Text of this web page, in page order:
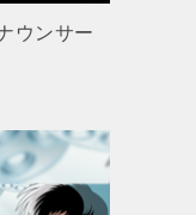
ウンサー